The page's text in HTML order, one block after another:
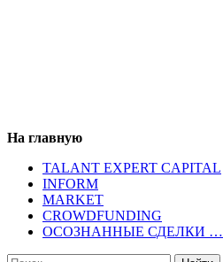
На главную
TALANT EXPERT CAPITAL
INFORM
MARKET
CROWDFUNDING
ОСОЗНАННЫЕ СДЕЛКИ …